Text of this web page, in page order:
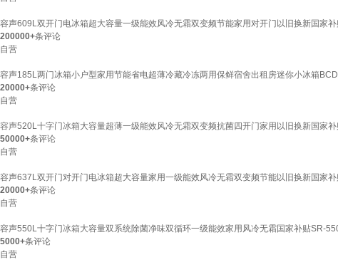
容声609L双开门电冰箱超大容量一级能效风冷无霜双变频节能家用对开门以旧换新国家
200000+条评论
自营
容声185L两门冰箱小户型家用节能省电超薄冷藏冷冻两用保鲜宿舍出租房迷你小冰箱
20000+条评论
自营
容声520L十字门冰箱大容量超薄一级能效风冷无霜双变频抗菌四开门家用以旧换新国家
50000+条评论
自营
容声637L双开门对开门电冰箱超大容量家用一级能效风冷无霜双变频节能以旧换新国家
20000+条评论
自营
容声550L十字门冰箱大容量双系统除菌净味双循环一级能效家用风冷无霜国家补贴SR-
5000+条评论
自营